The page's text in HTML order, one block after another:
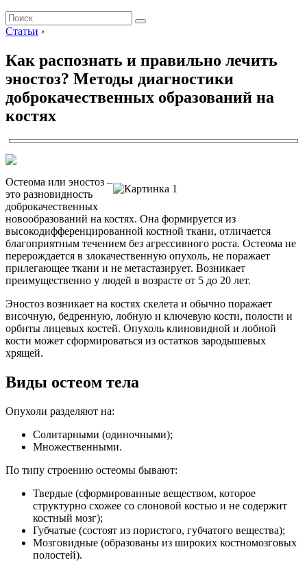
Статьи ›
Как распознать и правильно лечить
эностоз? Методы диагностики
доброкачественных образований на
костях
Остеома или эностоз –
это разновидность
доброкачественных
новообразований на костях. Она формируется из
высокодифференцированной костной ткани, отличается
благоприятным течением без агрессивного роста. Остеома не
перерождается в злокачественную опухоль, не поражает
прилегающее ткани и не метастазирует. Возникает
преимущественно у людей в возрасте от 5 до 20 лет.
Эностоз возникает на костях скелета и обычно поражает
височную, бедренную, лобную и ключевую кости, полости и
орбиты лицевых костей. Опухоль клиновидной и лобной
кости может сформироваться из остатков зародышевых
хрящей.
Виды остеом тела
Опухоли разделяют на:
Солитарными (одиночными);
Множественными.
По типу строению остеомы бывают:
Твердые (сформированные веществом, которое
структурно схожее со слоновой костью и не содержит
костный мозг);
Губчатые (состоят из пористого, губчатого вещества);
Мозговидные (образованы из широких костномозговых
полостей).